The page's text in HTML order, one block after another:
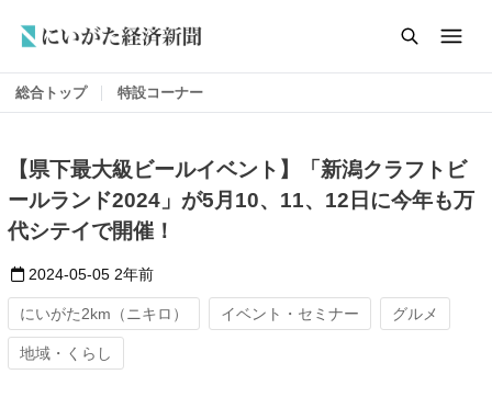
総合トップ 特設コーナー
【県下最大級ビールイベント】「新潟クラフトビ
ールランド2024」が5月10、11、12日に今年も万
代シテイで開催！
2024-05-05 2年前
にいがた2km（ニキロ） イベント・セミナー グルメ
地域・くらし